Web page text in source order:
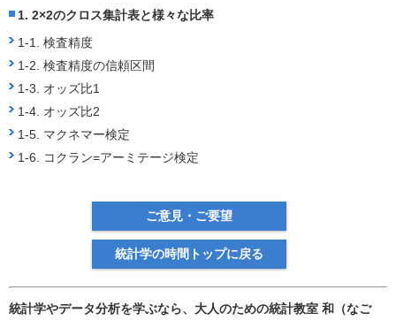
1. 2×2のクロス集計表と様々な比率
1-1. 検査精度
1-2. 検査精度の信頼区間
1-3. オッズ比1
1-4. オッズ比2
1-5. マクネマー検定
1-6. コクラン=アーミテージ検定
ご意見・ご要望
統計学の時間トップに戻る
統計学やデータ分析を学ぶなら、大人のための統計教室 和（なご